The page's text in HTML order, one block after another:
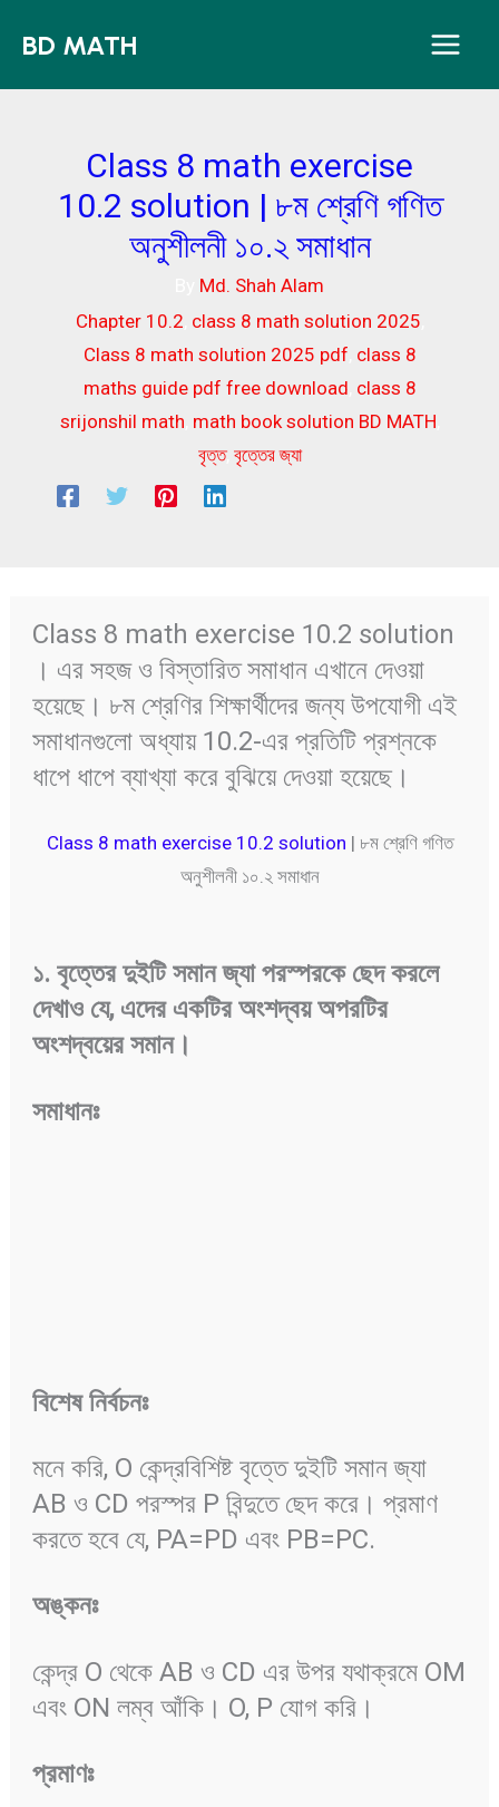
BD MATH
Class 8 math exercise
10.2 solution | ৮ম শ্রেণি গণিত
অনুশীলনী ১০.২ সমাধান
Md. Shah Alam
Chapter 10.2 class 8 math solution 2025
Class 8 math solution 2025 pdf class 8
maths guide pdf free download class 8
srijonshil math math book solution BD MATH
বৃত্ত, বৃত্তের জ্যা
Class 8 math exercise 10.2 solution
। এর সহজ ও বিস্তারিত সমাধান এখানে দেওয়া
হয়েছে। ৮ম শ্রেণির শিক্ষার্থীদের জন্য উপযোগী এই
সমাধানগুলো অধ্যায় 10.2-এর প্রতিটি প্রশ্নকে
ধাপে ধাপে ব্যাখ্যা করে বুঝিয়ে দেওয়া হয়েছে।
Class 8 math exercise 10.2 solution | ৮ম শ্রেণি গণিত
অনুশীলনী ১০.২ সমাধান
১. বৃত্তের দুইটি সমান জ্যা পরস্পরকে ছেদ করলে
দেখাও যে, এদের একটির অংশদ্বয় অপরটির
অংশদ্বয়ের সমান।
সমাধানঃ
বিশেষ নির্বচনঃ
মনে করি, O কেন্দ্রবিশিষ্ট বৃত্তে দুইটি সমান জ্যা
AB ও CD পরস্পর P বিন্দুতে ছেদ করে। প্রমাণ
করতে হবে যে, PA=PD এবং PB=PC.
অঙ্কনঃ
কেন্দ্র O থেকে AB ও CD এর উপর যথাক্রমে OM
এবং ON লম্ব আঁকি। O, P যোগ করি।
প্রমাণঃ